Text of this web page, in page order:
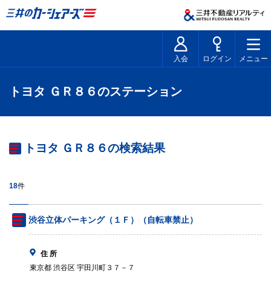
入会 ログイン メニュー
トヨタ ＧＲ８６のステーション
トヨタ ＧＲ８６の検索結果
18件
渋谷立体パーキング（１Ｆ）（自転車禁止）
住 所
東京都 渋谷区 宇田川町３７－７